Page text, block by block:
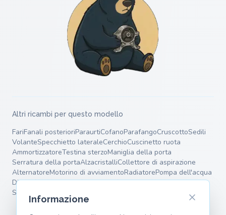
Altri ricambi per questo modello
FariFanali posterioriParaurtiCofanoParafangoCruscottoSedili
VolanteSpecchietto lateraleCerchioCuscinetto ruota
AmmortizzatoreTestina sterzoManiglia della porta
Serratura della portaAlzacristalliCollettore di aspirazione
AlternatoreMotorino di avviamentoRadiatorePompa dell'acqua
Dischi frenoPastiglie frenoPinza frenoSilenziatore terminale
Silenziatore intermedio
Informazione